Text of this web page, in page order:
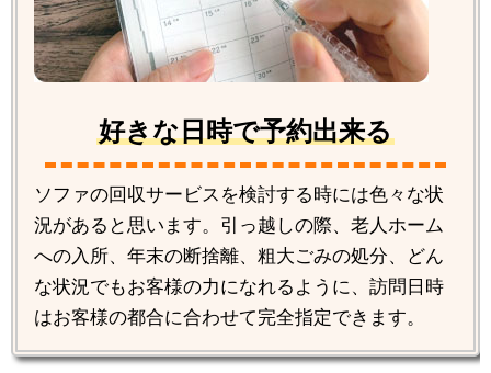
好きな日時で予約出来る
ソファの回収サービスを検討する時には色々な状
況があると思います。引っ越しの際、老人ホーム
への入所、年末の断捨離、粗大ごみの処分、どん
な状況でもお客様の力になれるように、訪問日時
はお客様の都合に合わせて完全指定できます。